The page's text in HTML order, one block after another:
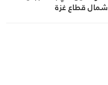
شمال قطاع غزة